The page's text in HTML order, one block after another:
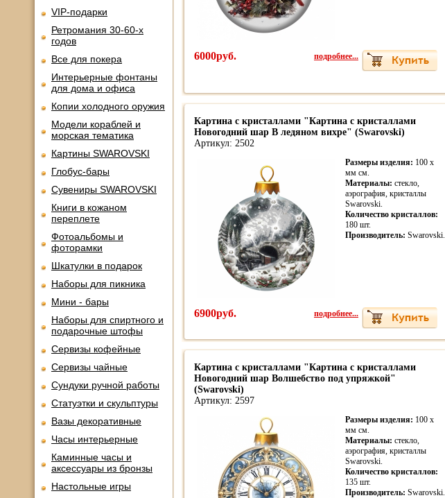
VIP-подарки
Ретромания 30-60-х
годов
Все для покера
Интерьерные фонтаны
для дома и офиса
Копии холодного оружия
Модели кораблей и
морская тематика
Картины SWAROVSKI
Глобус-бары
Сувениры SWAROVSKI
Книги в кожаном
переплете
Фотоальбомы и
фоторамки
Шкатулки в подарок
Наборы для пикника
Мини - бары
Наборы для спиртного и
подарочные штофы
Сервизы кофейные
Сервизы чайные
Сундуки ручной работы
Статуэтки и скульптуры
Вазы декоративные
Часы интерьерные
Каминные часы и
аксессуары из бронзы
Настольные игры
6000руб. подробнее...
Картина с кристаллами "Картина с кристаллами
Новогодний шар В ледяном вихре" (Swarovski)
Артикул: 2502
Размеры изделия: 100 x
мм см.
Материалы: стекло,
аэрография, кристаллы
Swarovski.
Количество кристаллов:
180 шт.
Производитель: Swarovski.
6900руб. подробнее...
Картина с кристаллами "Картина с кристаллами
Новогодний шар Волшебство под упряжкой"
(Swarovski)
Артикул: 2597
Размеры изделия: 100 x
мм см.
Материалы: стекло,
аэрография, кристаллы
Swarovski.
Количество кристаллов:
135 шт.
Производитель: Swarovski.